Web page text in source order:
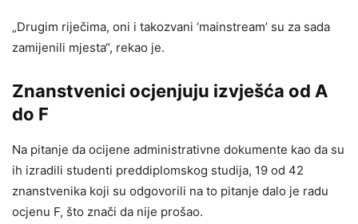
„Drugim riječima, oni i takozvani ‘mainstream’ su za sada
zamijenili mjesta“, rekao je.
Znanstvenici ocjenjuju izvješća od A
do F
Na pitanje da ocijene administrativne dokumente kao da su
ih izradili studenti preddiplomskog studija, 19 od 42
znanstvenika koji su odgovorili na to pitanje dalo je radu
ocjenu F, što znači da nije prošao.